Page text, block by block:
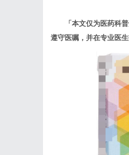
「本文仅为医药科
遵守医嘱，并在专业医